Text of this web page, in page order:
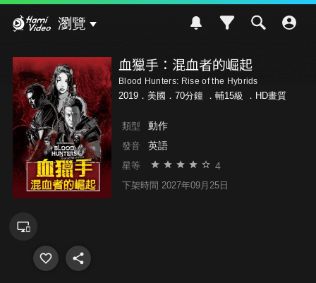
瀏覽
血獵手：混血者的崛起
Blood Hunters: Rise of the Hybrids
2019．美國．70分鐘 ． 輔15級 ．HD畫質
類型 動作
發音 英語
星等 4
下架時間 2027年09月25日